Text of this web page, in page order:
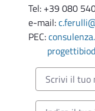
Tel: +39 080
e-mail:
PEC: